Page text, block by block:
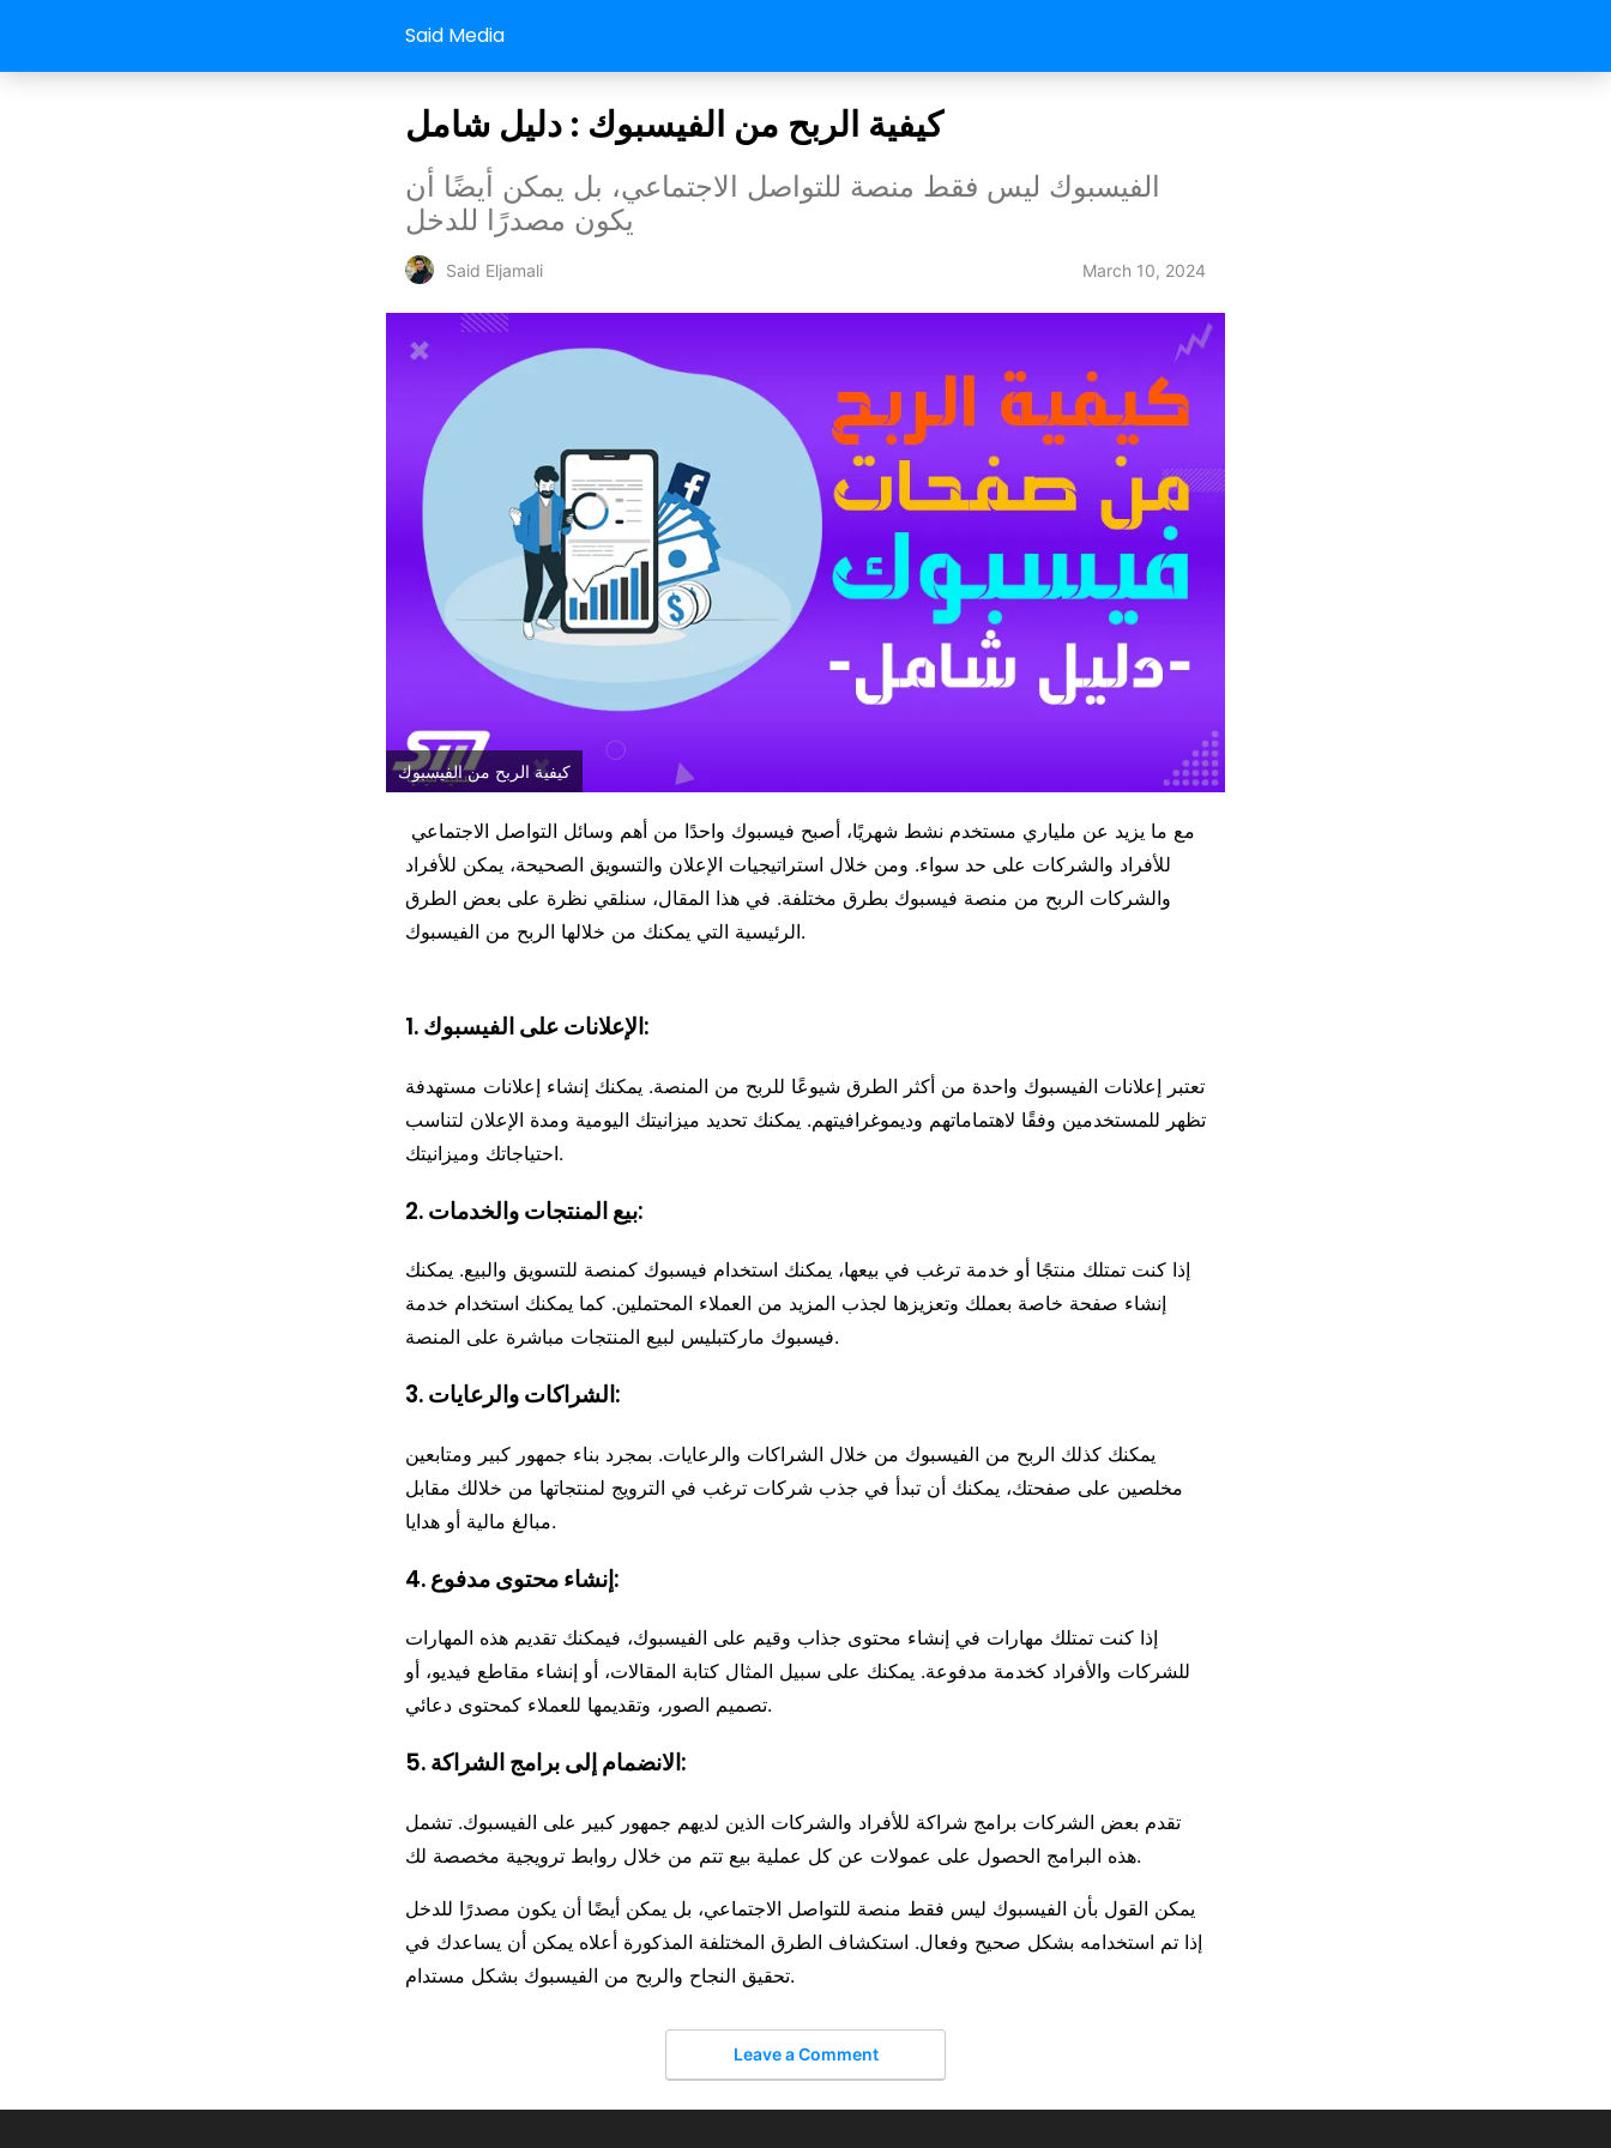
Said Media
كيفية الربح من الفيسبوك : دليل شامل
الفيسبوك ليس فقط منصة للتواصل الاجتماعي، بل يمكن أيضًا أن
يكون مصدرًا للدخل
Said Eljamali March 10, 2024
كيفية الربح من الفيسبوك
للأفراد والشركات على حد سواء. ومن خلال استراتيجيات الإعلان والتسويق الصحيحة، يمكن للأفراد
والشركات الربح من منصة فيسبوك بطرق مختلفة. في هذا المقال، سنلقي نظرة على بعض الطرق
الرئيسية التي يمكنك من خلالها الربح من الفيسبوك.
1. الإعلانات على الفيسبوك:
تعتبر إعلانات الفيسبوك واحدة من أكثر الطرق شيوعًا للربح من المنصة. يمكنك إنشاء إعلانات مستهدفة
تظهر للمستخدمين وفقًا لاهتماماتهم وديموغرافيتهم. يمكنك تحديد ميزانيتك اليومية ومدة الإعلان لتناسب
احتياجاتك وميزانيتك.
2. بيع المنتجات والخدمات:
إذا كنت تمتلك منتجًا أو خدمة ترغب في بيعها، يمكنك استخدام فيسبوك كمنصة للتسويق والبيع. يمكنك
إنشاء صفحة خاصة بعملك وتعزيزها لجذب المزيد من العملاء المحتملين. كما يمكنك استخدام خدمة
فيسبوك ماركتبليس لبيع المنتجات مباشرة على المنصة.
3. الشراكات والرعايات:
يمكنك كذلك الربح من الفيسبوك من خلال الشراكات والرعايات. بمجرد بناء جمهور كبير ومتابعين
مخلصين على صفحتك، يمكنك أن تبدأ في جذب شركات ترغب في الترويج لمنتجاتها من خلالك مقابل
مبالغ مالية أو هدايا.
4. إنشاء محتوى مدفوع:
إذا كنت تمتلك مهارات في إنشاء محتوى جذاب وقيم على الفيسبوك، فيمكنك تقديم هذه المهارات
للشركات والأفراد كخدمة مدفوعة. يمكنك على سبيل المثال كتابة المقالات، أو إنشاء مقاطع فيديو، أو
تصميم الصور، وتقديمها للعملاء كمحتوى دعائي.
5. الانضمام إلى برامج الشراكة:
تقدم بعض الشركات برامج شراكة للأفراد والشركات الذين لديهم جمهور كبير على الفيسبوك. تشمل
هذه البرامج الحصول على عمولات عن كل عملية بيع تتم من خلال روابط ترويجية مخصصة لك.
يمكن القول بأن الفيسبوك ليس فقط منصة للتواصل الاجتماعي، بل يمكن أيضًا أن يكون مصدرًا للدخل
إذا تم استخدامه بشكل صحيح وفعال. استكشاف الطرق المختلفة المذكورة أعلاه يمكن أن يساعدك في
تحقيق النجاح والربح من الفيسبوك بشكل مستدام.
Leave a Comment